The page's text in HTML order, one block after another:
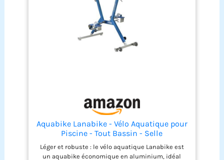
Aquabike Lanabike - Vélo Aquatique pour
Piscine - Tout Bassin - Selle
Ergonomique - Guidon Sport - Pédales
Antidérapantes - Réglages Click & Turn -
Léger et robuste : le vélo aquatique Lanabike est
un aquabike économique en aluminium, idéal